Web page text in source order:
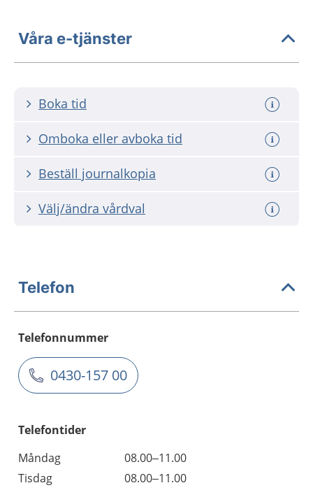
Våra e-tjänster
Boka tid
Omboka eller avboka tid
Beställ journalkopia
Välj/ändra vårdval
Telefon
Telefonnummer
0430-157 00
Telefontider
Måndag
08.00–11.00
Tisdag
08.00–11.00